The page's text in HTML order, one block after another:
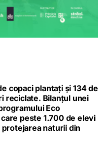
copaci plantați și 134 de
reciclate. Bilanțul unei
Eco
peste 1.700 de elevi
naturii din